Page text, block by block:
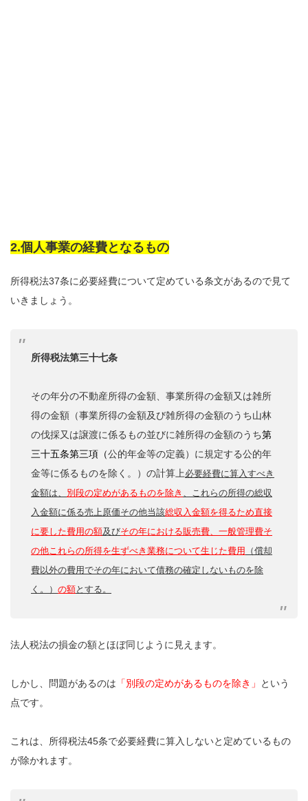
2.個人事業の経費となるもの
所得税法37条に必要経費について定めている条文があるので見て
いきましょう。
所得税法第三十七条
その年分の不動産所得の金額、事業所得の金額又は雑所
得の金額（事業所得の金額及び雑所得の金額のうち山林
の伐採又は譲渡に係るもの並びに雑所得の金額のうち第
三十五条第三項 （公的年金等の定義）に規定する公的年
金等に係るものを除く。）の計算上 必要経費に算入すべき
金額は、 別段の定めがあるものを除き 、これらの所得の総収
入金額に係る売上原価その他当該総収入金額を得るため直接
に要した費用の額及びその年における販売費、一般管理費そ
の他これらの所得を生ずべき業務について生じた費用
（償却
費以外の費用でその年において債務の確定しないものを除
く。） の額とする。
法人税法の損金の額とほぼ同じように見えます。
しかし、問題があるのは 「別段の定めがあるものを除き」
という
点です。
これは、所得税法45条で必要経費に算入しないと定めているもの
が除かれます。